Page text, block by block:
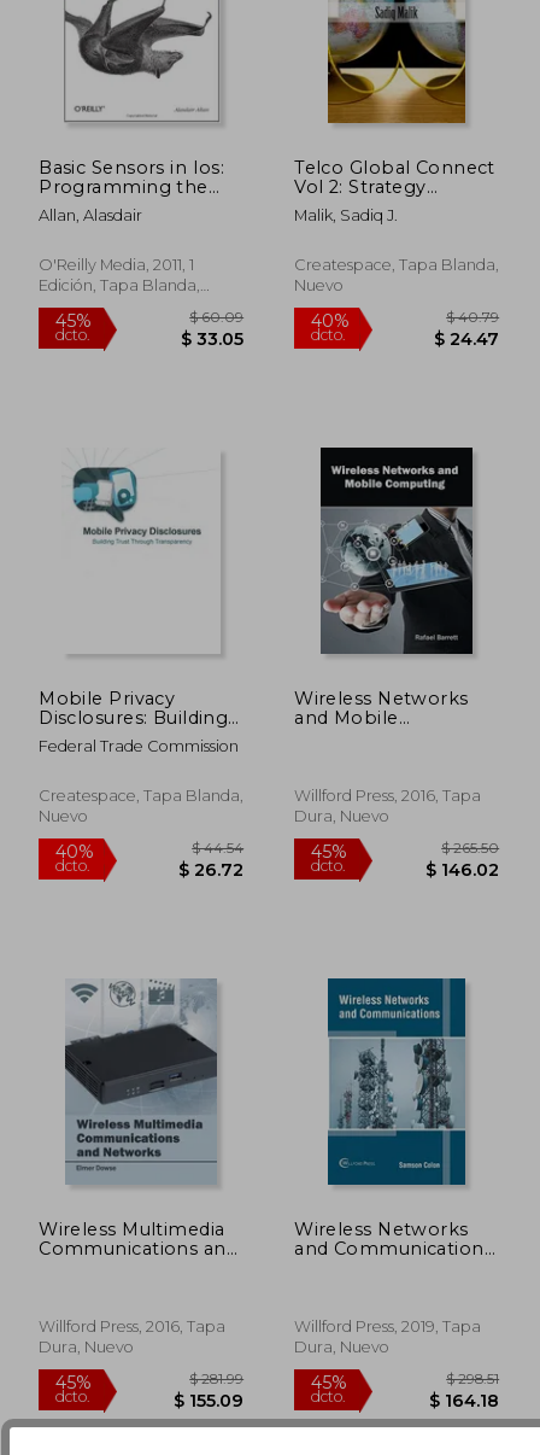
$ 484.93
$ 266.71 $
40%
dcto.
$ 62.79
$ 37.67
45%
Basic Sensors in Ios:
Programming the
Accelerometer,
Gyroscope, and More
Allan, Alasdair
O'Reilly Media, 2011, 1
Edición, Tapa Blanda,
Nuevo
45%
dcto. $ 33.05
Telco Global Connect
Vol 2: Strategy
Insights for Telcos
(en Inglés)
Malik, Sadiq J.
Createspace, Tapa Blanda,
Nuevo
40%
dcto.
Mobile Privacy
Disclosures: Building
Trust Through
Transparency (en
Federal Trade Commission
Createspace, Tapa Blanda,
Nuevo
Wireless Networks
and Mobile
Willford Press, 2016, Tapa
Dura, Nuevo
Wireless Multimedia
Communications and
Willford Press, 2016, Tapa
Dura, Nuevo
Wireless Networks
and Communications
Willford Press, 2019, Tapa
Dura, Nuevo